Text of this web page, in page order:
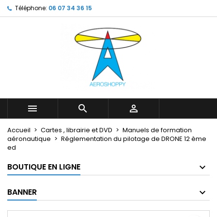
Téléphone: 06 07 34 36 15
  
Accueil Cartes , librairie et DVD
Manuels de formation
aéronautique
Réglementation du pilotage de DRONE 12 ème
ed
BOUTIQUE EN LIGNE
BANNER
My wishlists
Create new list
Créer une liste d'envies
Nom de la liste d'envies
Connexion
Vous devez être connecté pour ajouter des produits à